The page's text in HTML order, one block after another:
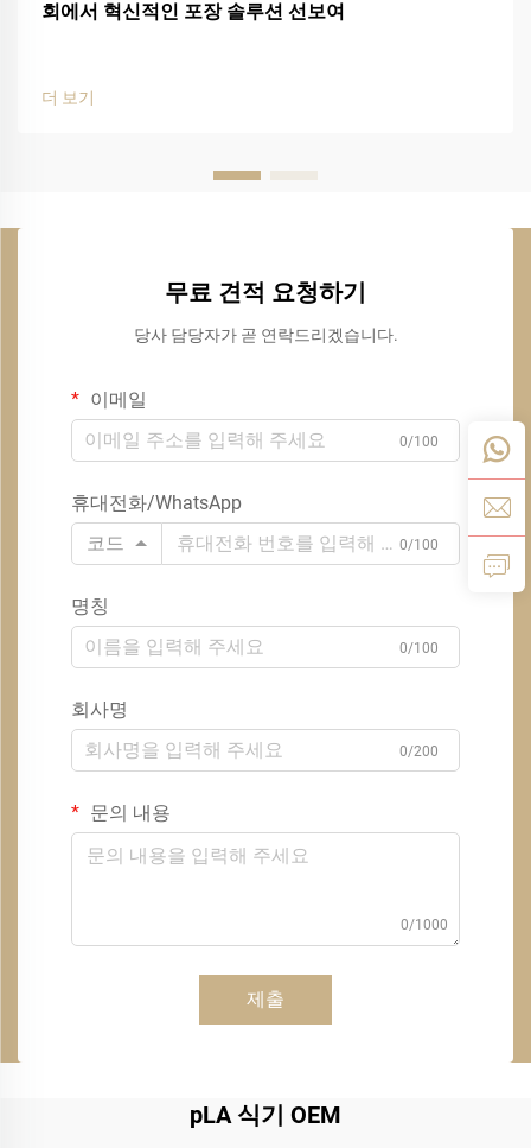
회에서 혁신적인 포장 솔루션 선보여
더 보기
무료 견적 요청하기
당사 담당자가 곧 연락드리겠습니다.
이메일
0/100
휴대전화/WhatsApp
코드
0/100
명칭
0/100
회사명
0/200
문의 내용
0/1000
제출
pLA 식기 OEM